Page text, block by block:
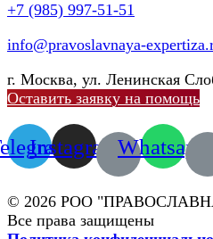
+7 (985) 997-51-51
info@pravoslavnaya-
г. Москва, ул. Ленинская
Оставить заявку на помощь
InstagramWhatsapp
© 2026 РОО
Все права защищены